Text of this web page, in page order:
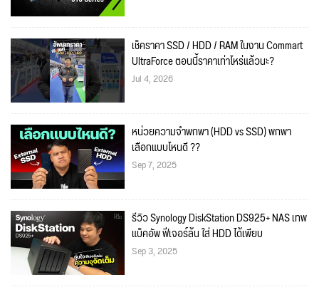
เช็คราคา SSD / HDD / RAM ในงาน Commart
UltraForce ตอนนี้ราคาเท่าไหร่แล้วนะ?
Jul 4, 2026
หน่วยความจำพกพา (HDD vs SSD) พกพา
เลือกแบบไหนดี ??
Sep 7, 2025
รีวิว Synology DiskStation DS925+ NAS เทพ
แบ็คอัพ ฟีเจอร์ล้น ใส่ HDD ได้เพียบ
Sep 3, 2025